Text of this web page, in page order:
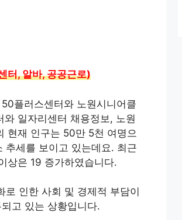
터, 알바, 공공근로)
플러스센터와 노원시니어클
일자리센터 채용정보, 노원
현재 인구는 50만 5천 여명으
추세를 보이고 있는데요. 최근
상은 19 증가하였습니다.
인한 사회 및 경제적 부담이
고 있는 상황입니다.